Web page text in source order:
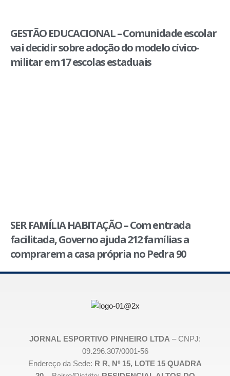
GESTÃO EDUCACIONAL – Comunidade escolar
vai decidir sobre adoção do modelo cívico-
militar em 17 escolas estaduais
SER FAMÍLIA HABITAÇÃO – Com entrada
facilitada, Governo ajuda 212 famílias a
comprarem a casa própria no Pedra 90
JORNAL ESPORTIVO PINHEIRO LTDA – CNPJ:
09.296.307/0001-56
Endereço da Sede: R R, Nº 15, LOTE 15 QUADRA